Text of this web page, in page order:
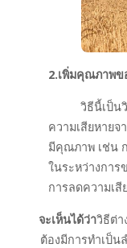
2.เพิ่มคุณภาพข
วิธีนี้เป็นวิธี
ความเสียหาย
มีคุณภาพ เช่น
ในระหว่างกา
การลดความเสี
จะเห็นได้ว่าวิธีต่า
ต้องมีการทำเป็